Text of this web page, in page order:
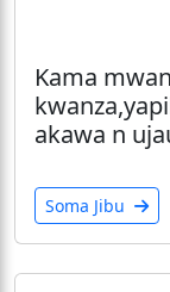
Kama
akawa n
Soma Jibu